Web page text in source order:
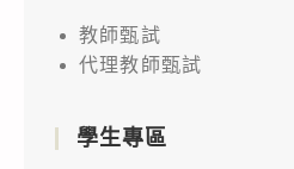
教師甄試
代理教師甄試
學生專區